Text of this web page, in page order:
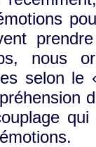
nous
selon le
qui